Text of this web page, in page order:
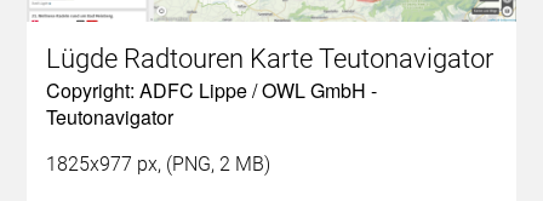
Lügde Radtouren Karte Teutonavigator
Copyright: ADFC Lippe / OWL GmbH -
Teutonavigator
1825x977 px, (PNG, 2 MB)